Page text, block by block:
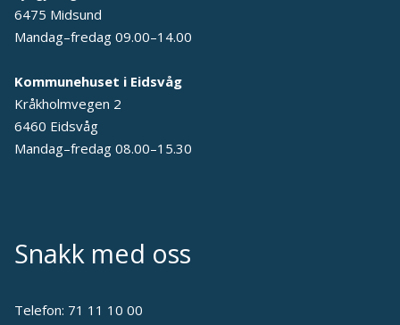
6475 Midsund
Mandag–fredag 09.00–14.00
Kommunehuset i Eidsvåg
Kråkholmvegen 2
6460 Eidsvåg
Mandag–fredag 08.00–15.30
Snakk med oss
Telefon: 71 11 10 00